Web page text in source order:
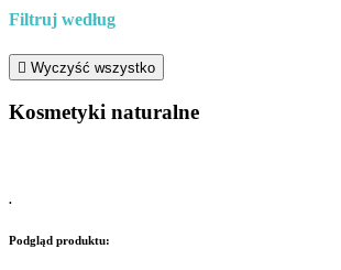
Filtruj według
 Wyczyść wszystko
Kosmetyki naturalne
.
Podgląd produktu: